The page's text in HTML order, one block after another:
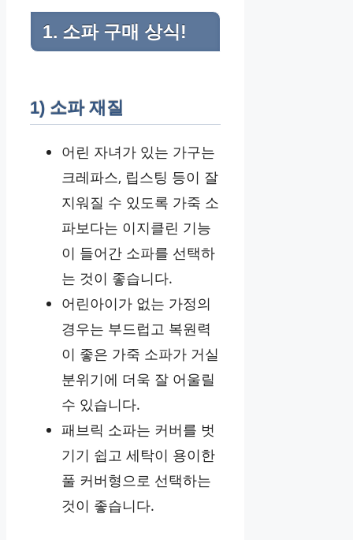
1. 소파 구매 상식!
1) 소파 재질
어린 자녀가 있는 가구는
크레파스, 립스팅 등이 잘
지워질 수 있도록 가죽 소
파보다는 이지클린 기능
이 들어간 소파를 선택하
는 것이 좋습니다.
어린아이가 없는 가정의
경우는 부드럽고 복원력
이 좋은 가죽 소파가 거실
분위기에 더욱 잘 어울릴
수 있습니다.
패브릭 소파는 커버를 벗
기기 쉽고 세탁이 용이한
풀 커버형으로 선택하는
것이 좋습니다.